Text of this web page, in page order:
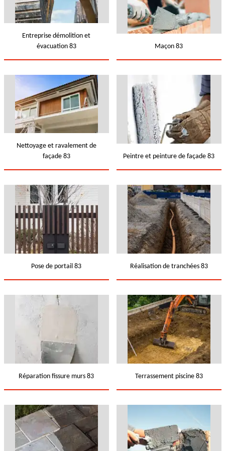
Entreprise démolition et
évacuation 83
Maçon 83
Nettoyage et ravalement de
façade 83
Peintre et peinture de façade 83
Pose de portail 83 Réalisation de tranchées 83
Réparation fissure murs 83 Terrassement piscine 83